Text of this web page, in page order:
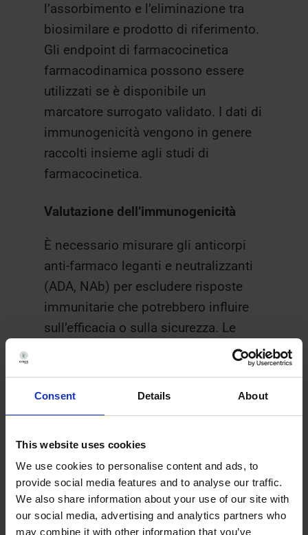
Consent Details About
This website uses cookies
We use cookies to personalise content and ads, to
provide social media features and to analyse our traffic.
We also share information about your use of our site with
our social media, advertising and analytics partners who
may combine it with other information that you’ve
l’assorbimento e l’eliminazione tra
biosimilare e prodotto di riferimento.
Gli endpoint di farmacocinetica
farmacodinamica possono essere
utilizzati se è disponibile un
marcatore surrogato validato. I dati di
immunogenicità vengono in genere
raccolti insieme agli studi di
farmacocinetica.
Valutazione dell’immunogenicità
È necessario misurare gli anticorpi
anti-farmaco leganti e neutralizzanti
(ADA, NAb) per escludere risposte
immunitarie che potrebbero influire
sull’efficacia o sulla sicurezza. Le
attuali linee guida raccomandano un
approccio a più livelli: screening per
gli anticorpi leganti, test di conferma
Insieme, queste tre parti forniscono
la “totalità delle prove” necessarie per
dimostrare la biosimilarità senza la
necessità di ampi studi di efficacia.